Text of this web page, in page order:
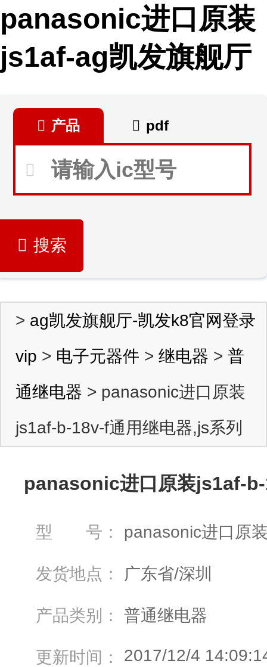
panasonic进口原装
js1af-ag凯发旗舰厅
产品 pdf
搜索
> ag凯发旗舰厅-凯发k8官网登录
vip > 电子元器件 > 继电器 > 普
通继电器 > panasonic进口原装
js1af-b-18v-f通用继电器,js系列
panasonic进口原装js1af-
型 号： panasonic进口原
发货地点： 广东省/深圳
产品类别： 普通继电器
更新时间： 2017/12/4